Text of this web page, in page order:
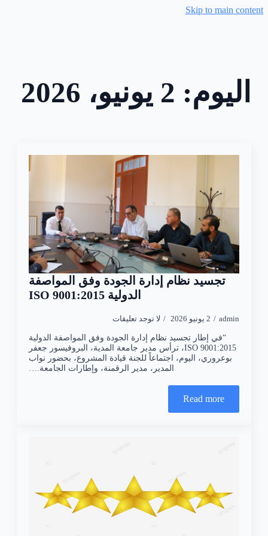
Skip to main content
اليوم: 2 يونيو، 2026
تجسيد نظام إدارة الجودة وفق المواصفة
الدولية ISO 9001:2015
admin 2 يونيو 2026 لا توجد تعليقات
“في إطار تجسيد نظام إدارة الجودة وفق المواصفة الدولية
ISO 9001:2015، ترأس مدير جامعة المدية، البروفيسور جعفر
بوعروري، اليوم، اجتماعاً للجنة قيادة المشروع، بحضور نواب
المدير، مدير الرقمنة، وإطارات الجامعة.…
Read more